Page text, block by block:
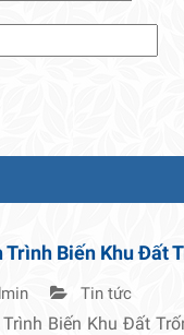
Trình Biến Khu Đất
Tin tức
Trình Biến Khu Đất